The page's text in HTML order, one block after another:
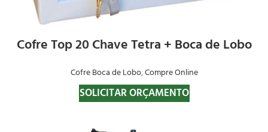
Cofre Top 20 Chave Tetra + Boca de Lobo
Cofre Boca de Lobo,Compre Online
SOLICITAR ORÇAMENTO